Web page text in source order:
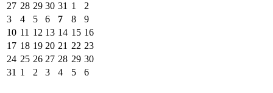
27 28 29 30 31 1
2
3
4 5 6 7 8
9
10 11 12 13 14 15 16
17 18 19 20 21 22 23
24 25 26 27 28 29 30
31 1 2 3 4 5 6